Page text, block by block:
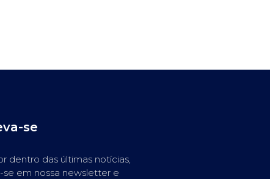
se
dentro das últimas notícias,
se em nossa newsletter e